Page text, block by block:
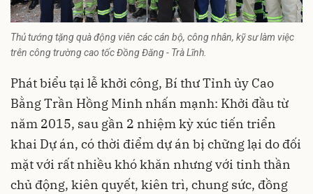
Thủ tướng tặng quà động viên các cán bộ, công nhân, kỹ sư làm việc
trên công trường cao tốc Đồng Đăng - Trà Lĩnh.
Phát biểu tại lễ khởi công, Bí thư Tỉnh ủy Cao
Bằng Trần Hồng Minh nhấn mạnh: Khởi đầu từ
năm 2015, sau gần 2 nhiệm kỳ xúc tiến triển
khai Dự án, có thời điểm dự án bị chững lại do đối
mặt với rất nhiều khó khăn nhưng với tinh thần
chủ động, kiên quyết, kiên trì, chung sức, đồng